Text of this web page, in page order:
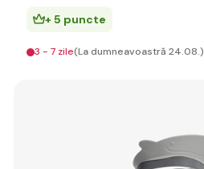
+ 5 puncte
3 - 7 zile(La dumneavoastră 24.08.)